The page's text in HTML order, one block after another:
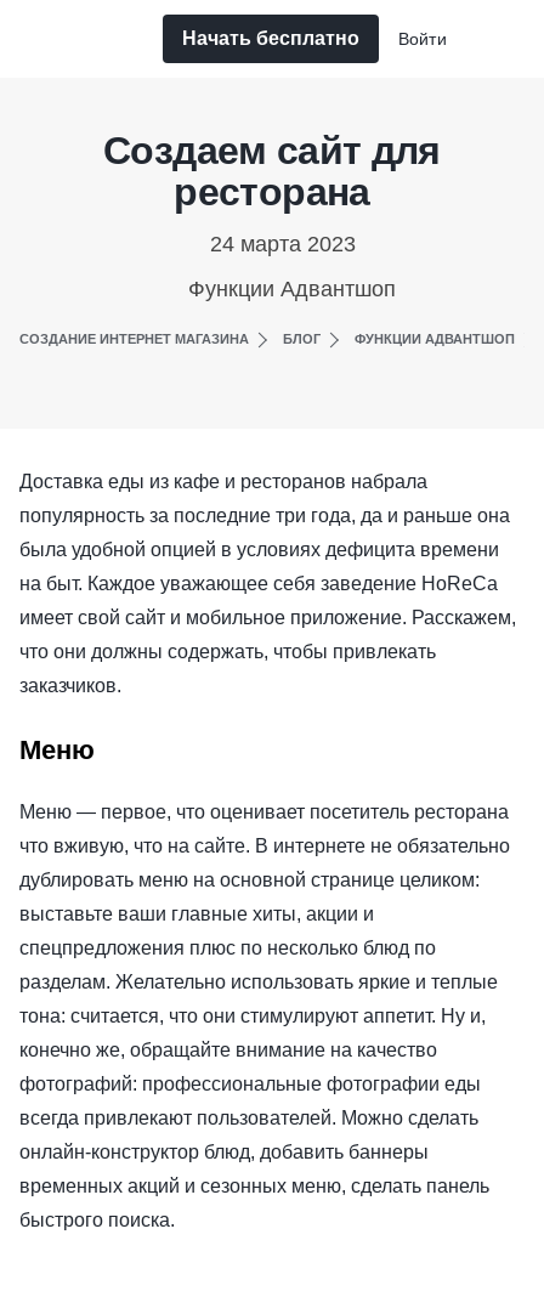
Начать бесплатно Войти
Создаем сайт для
ресторана
24 марта 2023
Функции Адвантшоп
СОЗДАНИЕ ИНТЕРНЕТ МАГАЗИНА БЛОГ ФУНКЦИИ АДВАНТШОП
Доставка еды из кафе и ресторанов набрала
популярность за последние три года, да и раньше она
была удобной опцией в условиях дефицита времени
на быт. Каждое уважающее себя заведение HoReCa
имеет свой сайт и мобильное приложение. Расскажем,
что они должны содержать, чтобы привлекать
заказчиков.
Меню
Меню — первое, что оценивает посетитель ресторана
что вживую, что на сайте. В интернете не обязательно
дублировать меню на основной странице целиком:
выставьте ваши главные хиты, акции и
спецпредложения плюс по несколько блюд по
разделам. Желательно использовать яркие и теплые
тона: считается, что они стимулируют аппетит. Ну и,
конечно же, обращайте внимание на качество
фотографий: профессиональные фотографии еды
всегда привлекают пользователей. Можно сделать
онлайн-конструктор блюд, добавить баннеры
временных акций и сезонных меню, сделать панель
быстрого поиска.